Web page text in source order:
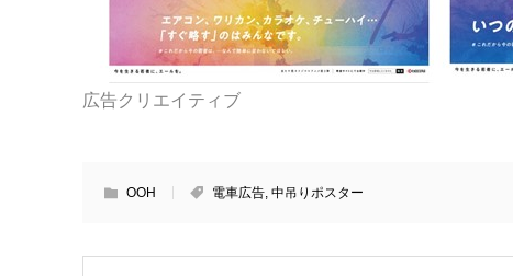
広告クリエイティブ
OOH 電車広告, 中吊りポスター